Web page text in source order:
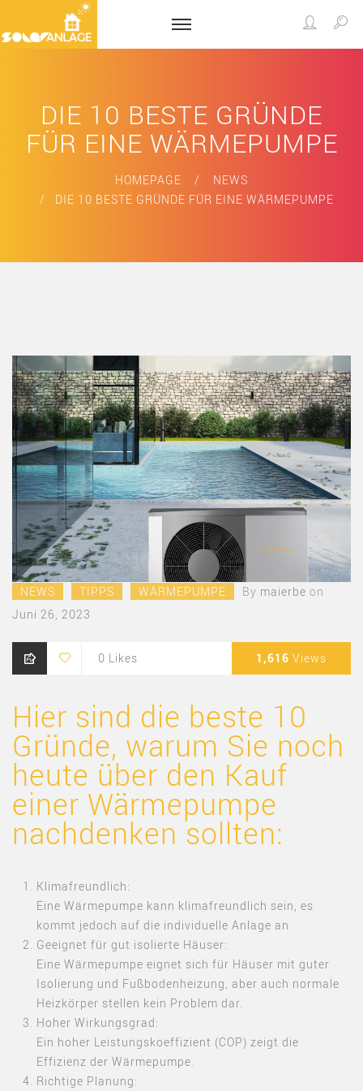
DIE 10 BESTE GRÜNDE
FÜR EINE WÄRMEPUMPE
HOMEPAGE
NEWS
DIE 10 BESTE GRÜNDE FÜR EINE WÄRMEPUMPE
NEWS TIPPS WÄRMEPUMPE By maierbe on
Juni 26, 2023
0 Likes 1,616 Views
Hier sind die beste 10
Gründe, warum Sie noch
heute über den Kauf
einer Wärmepumpe
nachdenken sollten:
Klimafreundlich:
Eine Wärmepumpe kann klimafreundlich sein, es
kommt jedoch auf die individuelle Anlage an
Geeignet für gut isolierte Häuser:
Eine Wärmepumpe eignet sich für Häuser mit guter
Isolierung und Fußbodenheizung, aber auch normale
Heizkörper stellen kein Problem dar.
Hoher Wirkungsgrad:
Ein hoher Leistungskoeffizient (COP) zeigt die
Effizienz der Wärmepumpe.
Richtige Planung: